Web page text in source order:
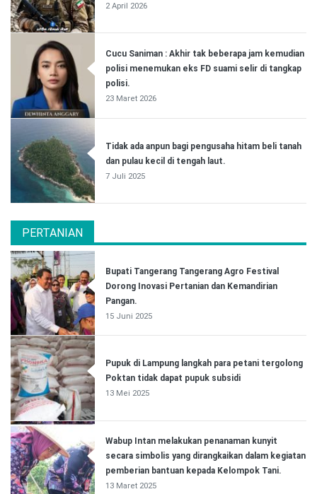
2 April 2026
Cucu Saniman : Akhir tak beberapa jam kemudian
polisi menemukan eks FD suami selir di tangkap
polisi.
23 Maret 2026
Tidak ada anpun bagi pengusaha hitam beli tanah
dan pulau kecil di tengah laut.
7 Juli 2025
PERTANIAN
Bupati Tangerang Tangerang Agro Festival
Dorong Inovasi Pertanian dan Kemandirian
Pangan.
15 Juni 2025
Pupuk di Lampung langkah para petani tergolong
Poktan tidak dapat pupuk subsidi
13 Mei 2025
Wabup Intan melakukan penanaman kunyit
secara simbolis yang dirangkaikan dalam kegiatan
pemberian bantuan kepada Kelompok Tani.
13 Maret 2025